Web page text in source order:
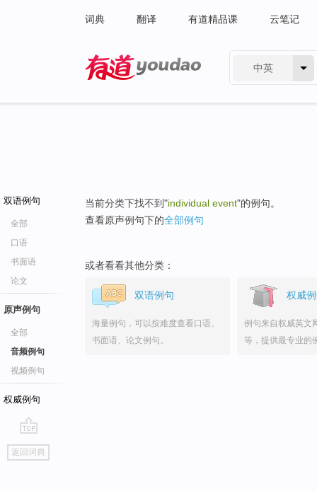
词典 翻译 有道精品课 云笔记
中英
双语例句
全部
口语
书面语
论文
原声例句
全部
音频例句
视频例句
权威例句
go
top
返回词典
当前分类下找不到"individual event"的例句。
查看原声例句下的全部例句
或者看看其他分类：
双语例句
海量例句，可以按难度查看口语、
书面语、论文例句。
权威
例句来自权威英文
等，提供最专业的